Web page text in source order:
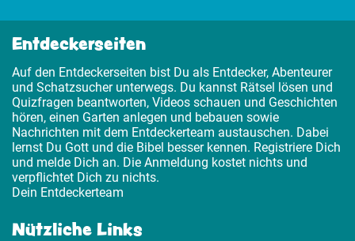
Entdeckerseiten
Auf den Entdeckerseiten bist Du als Entdecker, Abenteurer
und Schatzsucher unterwegs. Du kannst Rätsel lösen und
Quizfragen beantworten, Videos schauen und Geschichten
hören, einen Garten anlegen und bebauen sowie
Nachrichten mit dem Entdeckerteam austauschen. Dabei
lernst Du Gott und die Bibel besser kennen. Registriere Dich
und melde Dich an. Die Anmeldung kostet nichts und
verpflichtet Dich zu nichts.
Dein Entdeckerteam
Nützliche Links